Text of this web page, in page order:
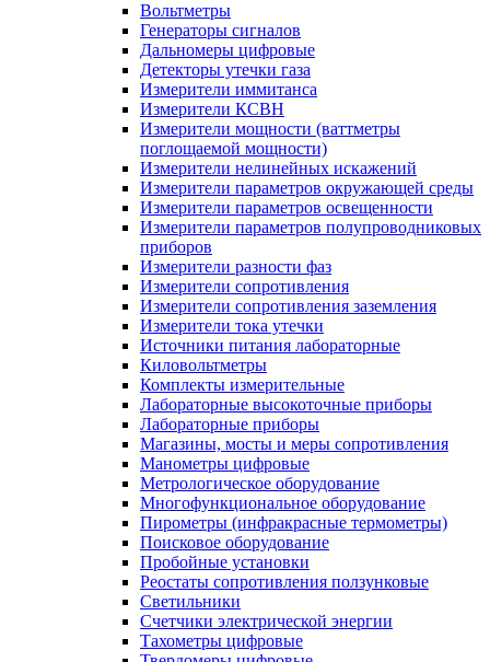
Вольтметры
Генераторы сигналов
Дальномеры цифровые
Детекторы утечки газа
Измерители иммитанса
Измерители КСВН
Измерители мощности (ваттметры
поглощаемой мощности)
Измерители нелинейных искажений
Измерители параметров окружающей среды
Измерители параметров освещенности
Измерители параметров полупроводниковых
приборов
Измерители разности фаз
Измерители сопротивления
Измерители сопротивления заземления
Измерители тока утечки
Источники питания лабораторные
Киловольтметры
Комплекты измерительные
Лабораторные высокоточные приборы
Лабораторные приборы
Магазины, мосты и меры сопротивления
Манометры цифровые
Метрологическое оборудование
Многофункциональное оборудование
Пирометры (инфракрасные термометры)
Поисковое оборудование
Пробойные установки
Реостаты сопротивления ползунковые
Светильники
Счетчики электрической энергии
Тахометры цифровые